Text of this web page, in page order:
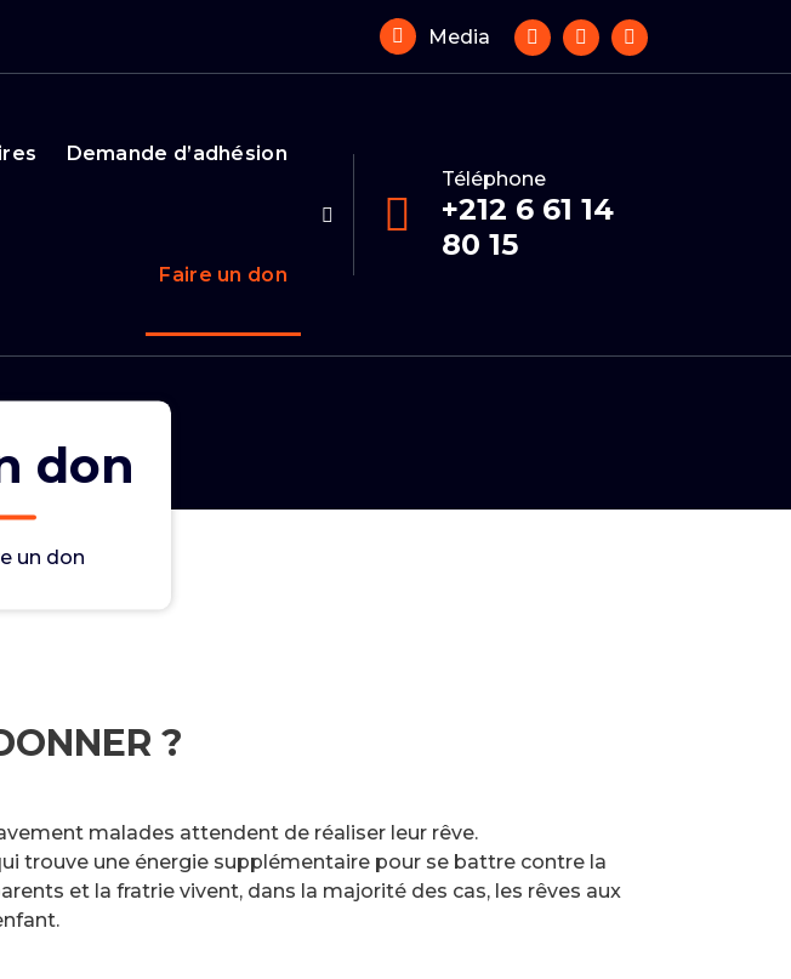
Media
Demande d’adhésion
Faire un don
Téléphone
+212 6 61 14
80 15
don
un don
?
malades attendent de réaliser leur rêve.
trouve une énergie supplémentaire pour se battre contre la
et la fratrie vivent, dans la majorité des cas, les rêves aux